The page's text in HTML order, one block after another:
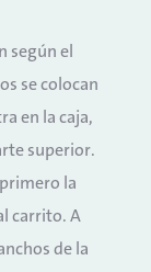
según el
se colocan
en la caja,
superior.
la
carrito. A
de la